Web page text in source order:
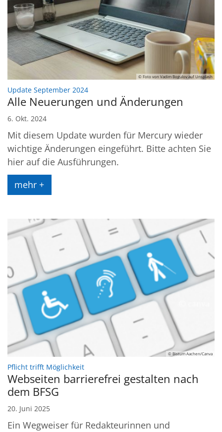
© Foto von Vadim Bogulov auf Unsplash
Update September 2024:
Alle Neuerungen und Änderungen
6. Okt. 2024
Mit diesem Update wurden für Mercury wieder
wichtige Änderungen eingeführt. Bitte achten Sie
hier auf die Ausführungen.
mehr +
© Bistum Aachen/Canva
Pflicht trifft Möglichkeit:
Webseiten barrierefrei gestalten nach
dem BFSG
20. Juni 2025
Ein Wegweiser für Redakteurinnen und